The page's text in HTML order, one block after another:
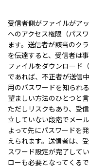
受信者側がファイルがア
へのアクセス権限（パス
ます。送信者が該当のク
を伝達すると、受信者は
ファイルをダウンロード
であれば、不正者が送信
用のパスワードを知られ
望ましい方法のひとつと言
ただしリスクもあり、受
立していない段階でメー
よって先にパスワードを
えられます。送信者は、
スワード設定が完了して
ローも必要となってくるで